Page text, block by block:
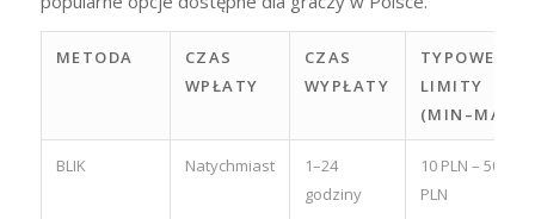
METODA
CZAS
WPŁATY
CZAS
WYPŁATY
TYPOWE
LIMITY
(MIN–MAX)
BLIK Natychmiast
1–24
godziny
10 PLN – 5000
PLN